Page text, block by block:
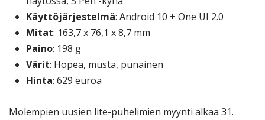
Käyttöjärjestelmä: Android 10 + One UI 2.0
Mitat: 163,7 x 76,1 x 8,7 mm
Paino: 198 g
Värit: Hopea, musta, punainen
Hinta: 629 euroa
Molempien uusien lite-puhelimien myynti alkaa 31.